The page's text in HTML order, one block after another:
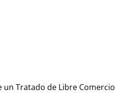
un Tratado de Libre Comercio